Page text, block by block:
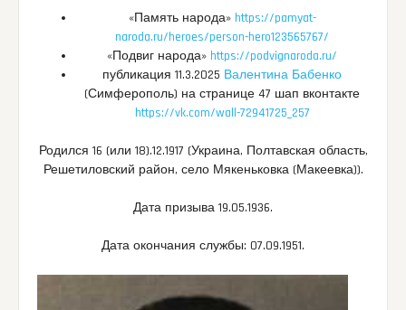
«Память народа» https://pamyat-
naroda.ru/heroes/person-hero123565767/
«Подвиг народа» https://podvignaroda.ru/
публикация 11.3.2025 Валентина Бабенко
(Симферополь) на странице 47 шап вконтакте
https://vk.com/wall-72941725_257
Родился 16 (или 18).12.1917 (Украина, Полтавская область,
Решетиловский район, село Мякеньковка (Макеевка)).
Дата призыва 19.05.1936.
Дата окончания службы: 07.09.1951.